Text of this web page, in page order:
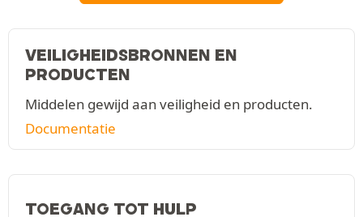
VEILIGHEIDSBRONNEN EN
PRODUCTEN
Middelen gewijd aan veiligheid en producten.
Documentatie
TOEGANG TOT HULP